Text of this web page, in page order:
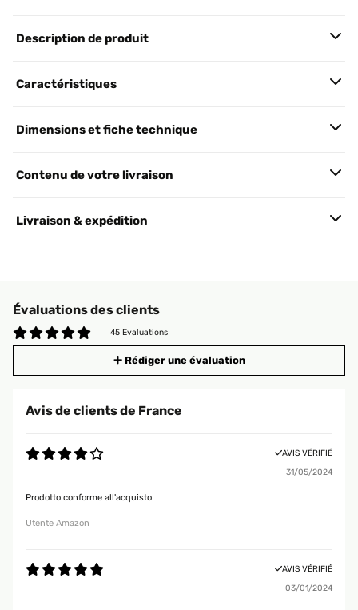
Description de produit
Caractéristiques
Dimensions et fiche technique
Contenu de votre livraison
Livraison & expédition
Évaluations des clients
45 Evaluations
Rédiger une évaluation
Avis de clients de France
AVIS VÉRIFIÉ
31/05/2024
Prodotto conforme all'acquisto
Utente Amazon
AVIS VÉRIFIÉ
03/01/2024